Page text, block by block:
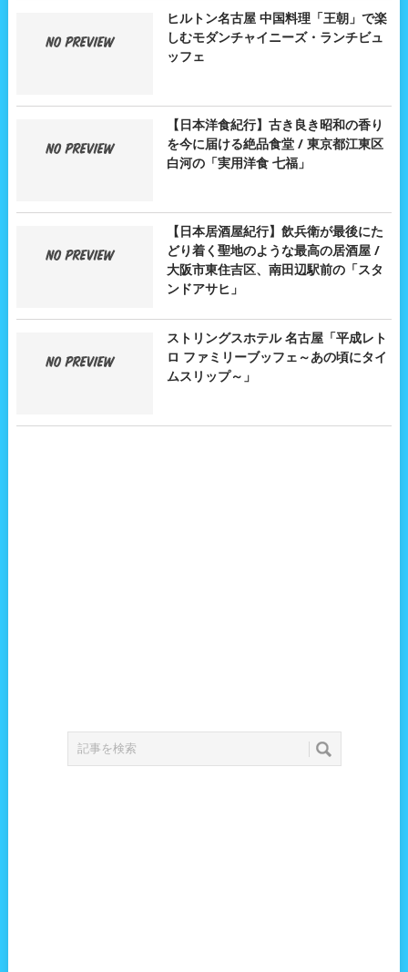
ヒルトン名古屋 中国料理「王朝」で楽
しむモダンチャイニーズ・ランチビュ
ッフェ
【日本洋食紀行】古き良き昭和の香り
を今に届ける絶品食堂 / 東京都江東区
白河の「実用洋食 七福」
【日本居酒屋紀行】飲兵衛が最後にた
どり着く聖地のような最高の居酒屋 /
大阪市東住吉区、南田辺駅前の「スタ
ンドアサヒ」
ストリングスホテル 名古屋「平成レト
ロ ファミリーブッフェ～あの頃にタイ
ムスリップ～」